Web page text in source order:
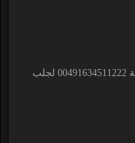
الشيخ الروحاني جلب الحبيب و خلال ساعة 00491634511222 لجلب